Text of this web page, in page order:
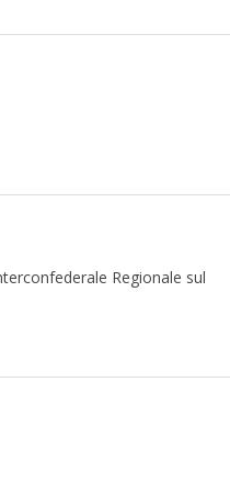
Regionale sul